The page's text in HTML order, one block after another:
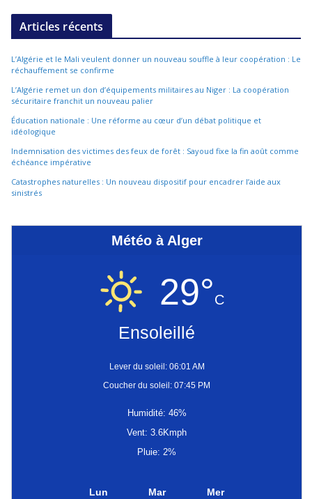
Articles récents
L’Algérie et le Mali veulent donner un nouveau souffle à leur coopération : Le
réchauffement se confirme
L’Algérie remet un don d’équipements militaires au Niger : La coopération
sécuritaire franchit un nouveau palier
Éducation nationale : Une réforme au cœur d’un débat politique et
idéologique
Indemnisation des victimes des feux de forêt : Sayoud fixe la fin août comme
échéance impérative
Catastrophes naturelles : Un nouveau dispositif pour encadrer l’aide aux
sinistrés
Météo à Alger
29°C
Ensoleillé
Lever du soleil: 06:01 AM
Coucher du soleil: 07:45 PM
Humidité: 46%
Vent: 3.6Kmph
Pluie: 2%
Lun Mar Mer